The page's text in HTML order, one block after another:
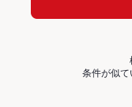
条件が似